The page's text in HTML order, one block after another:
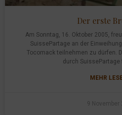
Der erste
Am Sonntag, 16. Oktober 2005,
SuissePartage an der
Tocomack teilnehmen zu dürfen.
durch SuissePartage
MEHR
9 November